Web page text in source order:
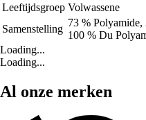
Leeftijdsgroep Volwassene
Samenstelling
73 % Polyamide,
100 % Du
Loading...
Loading...
Al onze merken